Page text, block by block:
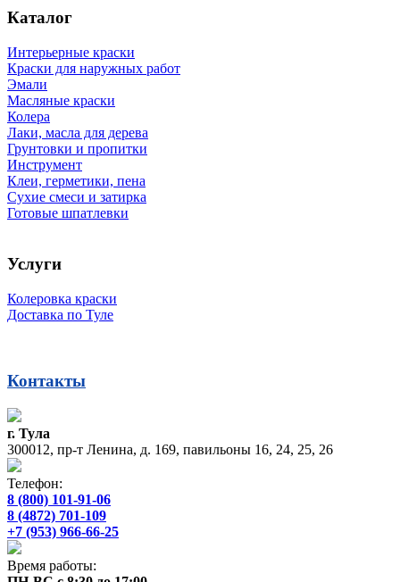
Каталог
Интерьерные краски
Краски для наружных работ
Эмали
Масляные краски
Колера
Лаки, масла для дерева
Грунтовки и пропитки
Инструмент
Клеи, герметики, пена
Сухие смеси и затирка
Готовые шпатлевки
Услуги
Колеровка краски
Доставка по Туле
Контакты
г. Тула
300012, пр-т Ленина, д. 169, павильоны 16, 24, 25, 26
Телефон:
8 (800) 101-91-06
8 (4872) 701-109
+7 (953) 966-66-25
Время работы: